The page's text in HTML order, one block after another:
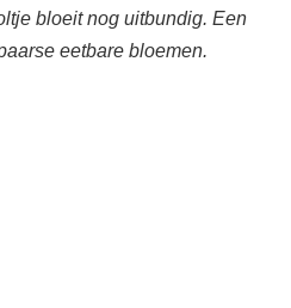
bloeit nog uitbundig. Een
eetbare bloemen.